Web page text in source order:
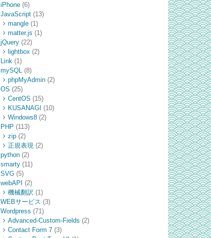
iPhone(6)
JavaScript(13)
mangle(1)
matter.js (1)
jQuery(22)
lightbox (2)
Link (1)
mySQL
(8)
phpMyAdmin(2)
OS (25)
CentOS (15)
KUSANAGI (10)
Windows8(2)
PHP (113)
zip(2)
正規表現 (2)
python(2)
smarty(11)
SVG(5)
webAPI
(2)
機械翻訳 (1)
WEBサービス (3)
Wordpress (71)
Advanced-Custom-Fields (2)
Contact Form 7(3)